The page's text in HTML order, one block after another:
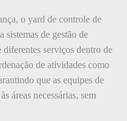
o yard de controle de
sistemas de gestão de
serviços dentro de
de atividades como
que as equipes de
áreas necessárias, sem